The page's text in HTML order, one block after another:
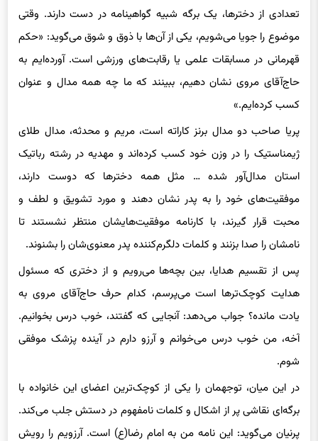
به گرمی لطف پدر
تعدادی از دخترها، یک برگه شبیه گواهینامه در دست دارند. وقتی
موضوع را جویا می‌شویم، یکی از آن‌ها با ذوق و شوق می‌گوید: «حکم
قهرمانی در مسابقات علمی یا رقابت‌های ورزشی است. آورده‌ایم به
حاج‌آقای مروی نشان دهیم، ببینند که ما چه همه مدال و عنوان
کسب کرده‌ایم.»
پریا صاحب دو مدال برنز کاراته است، مریم و محدثه، مدال طلای
ژیمناستیک را در وزن خود کسب کرده‌اند و مهدیه در رشته رباتیک
استان مدال‌آور شده … مثل همه دخترها که دوست دارند،
موفقیت‌های خود را به پدر نشان دهند و مورد تشویق و لطف و
محبت قرار گیرند، با کارنامه موفقیت‌هایشان منتظر نشستند تا
نامشان را صدا بزنند و کلمات دلگرم‌کننده پدر معنوی‌شان را بشنوند.
پس از تقسیم هدایا، بین بچه‌ها می‌رویم و از دختری که مسئول
هدایت کوچک‌ترها است می‌پرسم، کدام حرف‌ حاج‌آقای مروی به
یادت مانده؟ جواب می‌دهد: آنجایی که گفتند، خوب درس بخوانیم.
آخه، من خوب درس می‌خوانم و آرزو دارم در آینده پزشک موفقی
شوم.
در این میان، توجهمان را یکی از کوچک‌ترین اعضای این خانواده با
برگه‌ای نقاشی پر از اشکال و کلمات نامفهوم در دستش جلب می‌کند.